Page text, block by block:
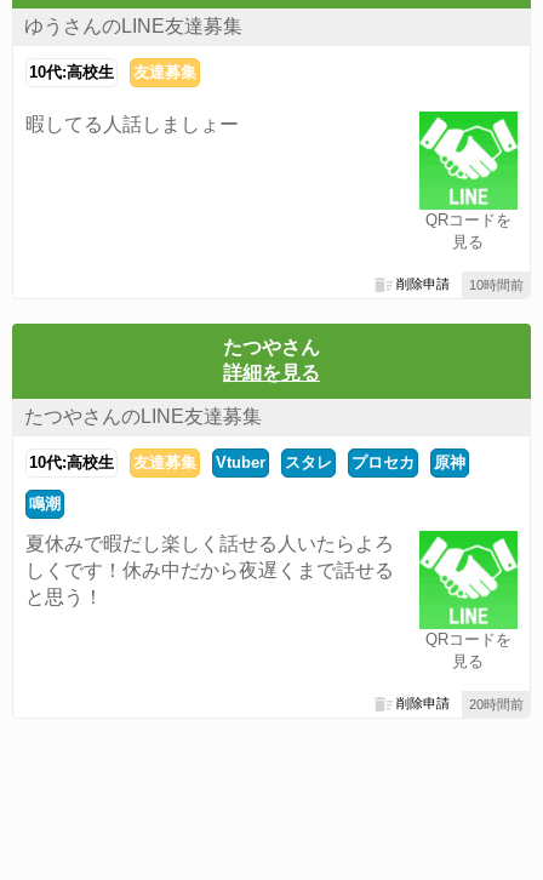
ゆうさんのLINE友達募集
10代:高校生 友達募集
QRコードを
見る
暇してる人話しましょー
10時間前
削除申請
たつやさん
詳細を見る
たつやさんのLINE友達募集
10代:高校生 友達募集 Vtuber スタレ プロセカ 原神
鳴潮
QRコードを
見る
夏休みで暇だし楽しく話せる人いたらよろ
しくです！休み中だから夜遅くまで話せる
と思う！
20時間前
削除申請